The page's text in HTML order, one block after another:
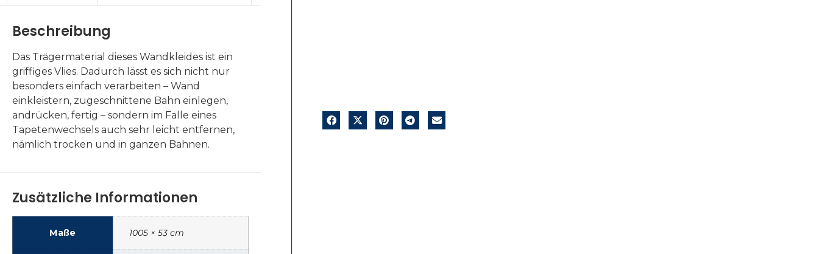
Beschreibung
Das Trägermaterial dieses Wandkleides ist ein
griffiges Vlies. Dadurch lässt es sich nicht nur
besonders einfach verarbeiten – Wand
einkleistern, zugeschnittene Bahn einlegen,
andrücken, fertig – sondern im Falle eines
Tapetenwechsels auch sehr leicht entfernen,
nämlich trocken und in ganzen Bahnen.
Zusätzliche Informationen
Maße 1005 × 53 cm